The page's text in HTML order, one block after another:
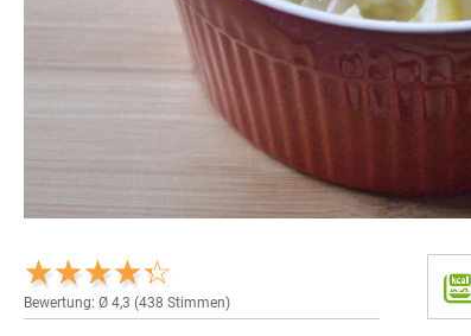
Bewertung: Ø 4,3 (438 Stimmen)